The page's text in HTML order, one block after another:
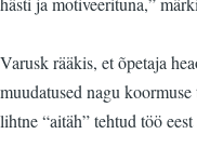
Varusk rääkis, et õpetaja
muudatused nagu
lihtne “aitäh” tehtud töö